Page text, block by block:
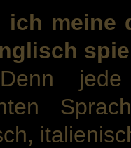
ich meine